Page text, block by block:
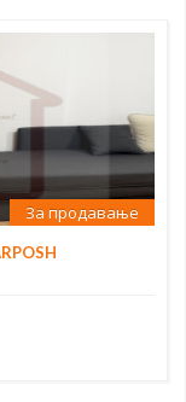
За продавање